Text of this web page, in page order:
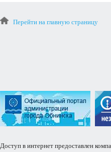
Перейти на главную страницу
Доступ в интернет предоставлен